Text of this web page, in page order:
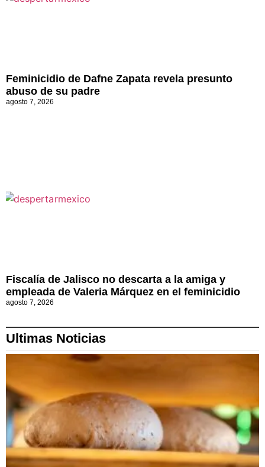
Feminicidio de Dafne Zapata revela presunto
abuso de su padre
agosto 7, 2026
Fiscalía de Jalisco no descarta a la amiga y
empleada de Valeria Márquez en el feminicidio
agosto 7, 2026
Ultimas Noticias